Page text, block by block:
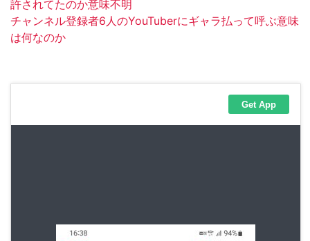
許されてたのか意味不明
チャンネル登録者6人のYouTuberにギャラ払って呼ぶ意味
は何なのか